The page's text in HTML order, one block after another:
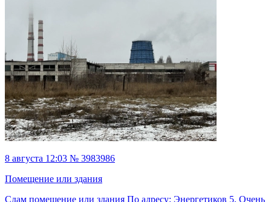
8 августа 12:03 № 3983986
Помещение или здания
Сдам помещение или здания По адресу: Энергетиков 5. Очень